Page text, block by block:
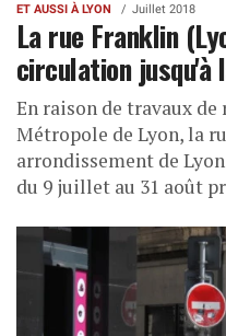
ET AUSSI À LYON Juillet 2018
La rue Franklin
circulation jusqu'à
En raison de travaux
Métropole de Lyon, la
arrondissement de
du 9 juillet au 31 août